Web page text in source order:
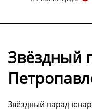
Звёздный
Звёздный парад